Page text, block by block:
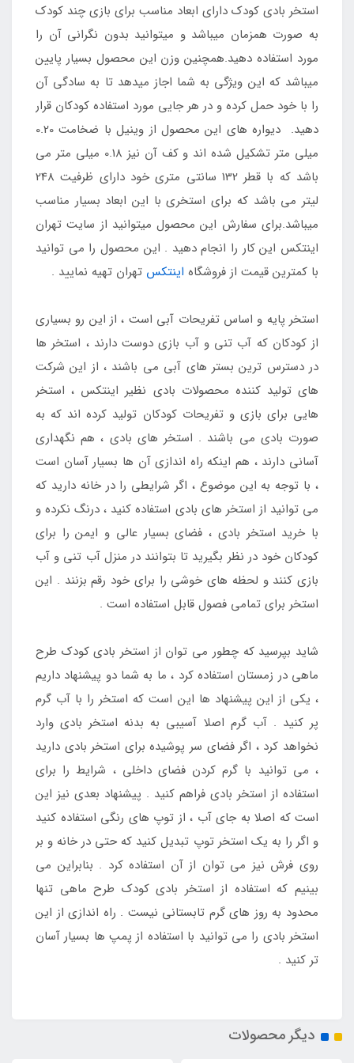
استخر بادی کودک دارای ابعاد مناسب برای بازی چند کودک
به صورت همزمان میباشد و میتوانید بدون نگرانی آن را
مورد استفاده دهید.همچنین وزن این محصول بسیار پایین
میباشد که این ویژگی به شما اجاز میدهد تا به سادگی آن
را با خود حمل کرده و در هر جایی مورد استفاده کودکان قرار
دهید. دیواره های این محصول از وینیل با ضخامت 0.20
میلی متر تشکیل شده اند و کف آن نیز 0.18 میلی متر می
باشد که با قطر 132 سانتی متری خود دارای ظرفیت 248
لیتر می باشد که برای استخری با این ابعاد بسیار مناسب
میباشد.برای سفارش این محصول میتوانید از سایت تهران
اینتکس این کار را انجام دهید . این محصول را می توانید
با کمترین قیمت از فروشگاه اینتکس تهران تهیه نمایید .
استخر پایه و اساس تفریحات آبی است ، از این رو بسیاری
از کودکان که آب تنی و آب بازی دوست دارند ، استخر ها
در دسترس ترین بستر های آبی می باشند ، از این شرکت
های تولید کننده محصولات بادی نظیر اینتکس ، استخر
هایی برای بازی و تفریحات کودکان تولید کرده اند که به
صورت بادی می باشند . استخر های بادی ، هم نگهداری
آسانی دارند ، هم اینکه راه اندازی آن ها بسیار آسان است
، با توجه به این موضوع ، اگر شرایطی را در خانه دارید که
می توانید از استخر های بادی استفاده کنید ، درنگ نکرده و
با خرید استخر بادی ، فضای بسیار عالی و ایمن را برای
کودکان خود در نظر بگیرید تا بتوانند در منزل آب تنی و آب
بازی کنند و لحظه های خوشی را برای خود رقم بزنند . این
استخر برای تمامی فصول قابل استفاده است .
شاید بپرسید که چطور می توان از استخر بادی کودک طرح
ماهی در زمستان استفاده کرد ، ما به شما دو پیشنهاد داریم
، یکی از این پیشنهاد ها این است که استخر را با آب گرم
پر کنید . آب گرم اصلا آسیبی به بدنه استخر بادی وارد
نخواهد کرد ، اگر فضای سر پوشیده برای استخر بادی دارید
، می توانید با گرم کردن فضای داخلی ، شرایط را برای
استفاده از استخر بادی فراهم کنید . پیشنهاد بعدی نیز این
است که اصلا به جای آب ، از توپ های رنگی استفاده کنید
و اگر را به یک استخر توپ تبدیل کنید که حتی در خانه و بر
روی فرش نیز می توان از آن استفاده کرد . بنابراین می
بینیم که استفاده از استخر بادی کودک طرح ماهی تنها
محدود به روز های گرم تابستانی نیست . راه اندازی از این
استخر بادی را می توانید با استفاده از پمپ ها بسیار آسان
تر کنید .
دیگر محصولات